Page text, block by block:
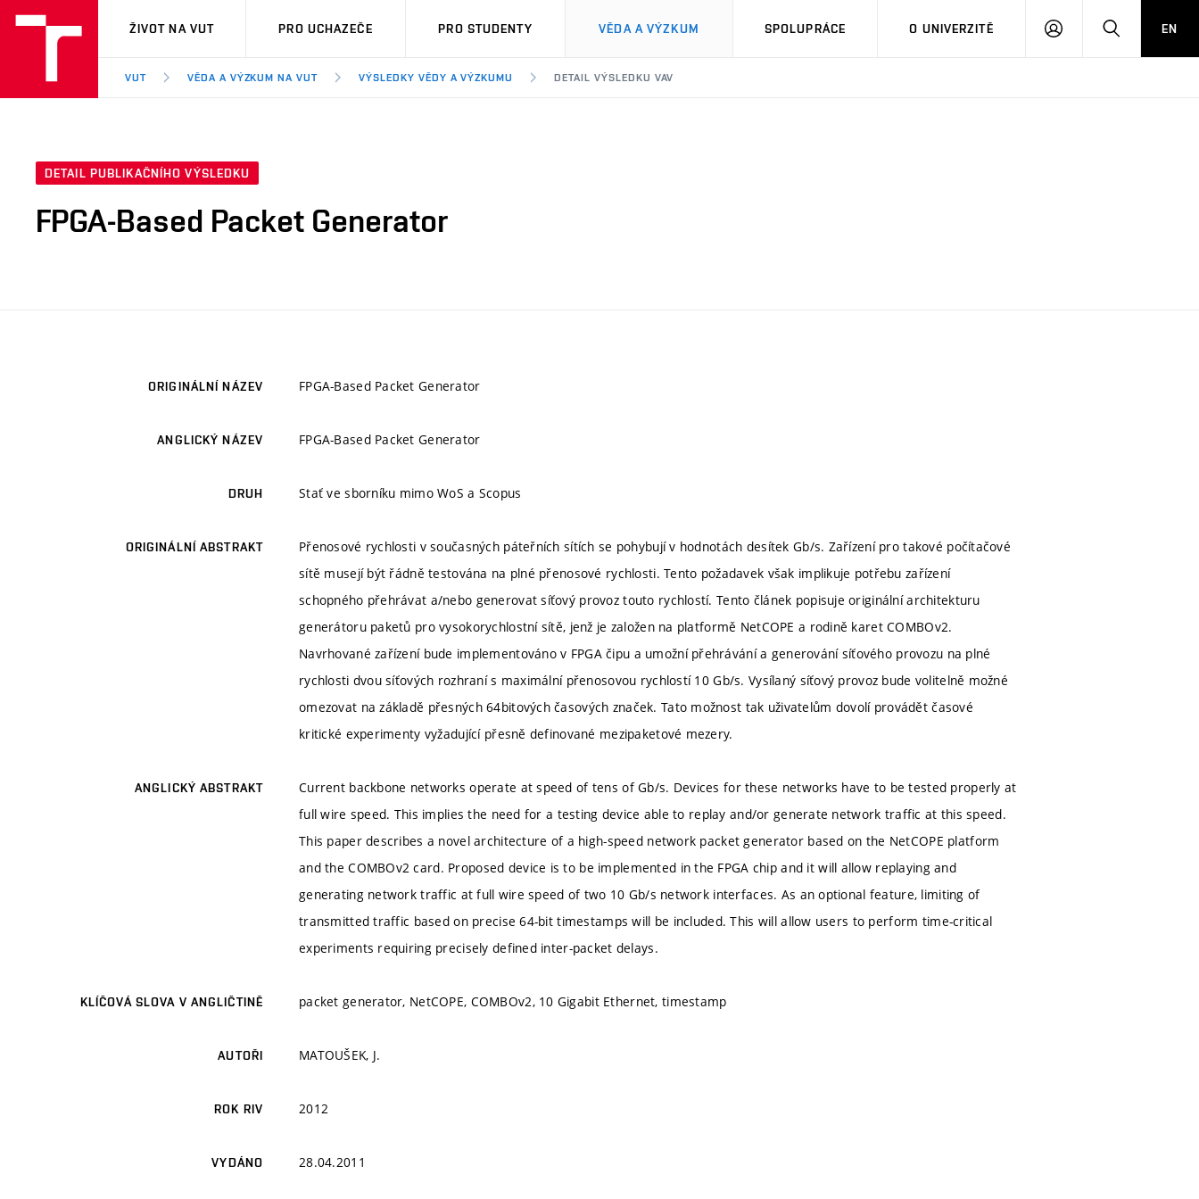
VUT
ŽIVOT NA VUT PRO UCHAZEČE PRO STUDENTY VĚDA A VÝZKUM SPOLUPRÁCE O UNIVERZITĚ
PŘIHLÁSIT HLEDATEN
VUT VĚDA A VÝZKUM NA VUT VÝSLEDKY VĚDY A VÝZKUMU DETAIL VÝSLEDKU VAV
DETAIL PUBLIKAČNÍHO VÝSLEDKU
FPGA-Based Packet Generator
ORIGINÁLNÍ NÁZEV FPGA-Based Packet Generator
ANGLICKÝ NÁZEV FPGA-Based Packet Generator
DRUH Stať ve sborníku mimo WoS a Scopus
ORIGINÁLNÍ ABSTRAKT
Přenosové rychlosti v současných páteřních sítích se pohybují v hodnotách desítek Gb/s. Zařízení pro takové počítačové
sítě musejí být řádně testována na plné přenosové rychlosti. Tento požadavek však implikuje potřebu zařízení
schopného přehrávat a/nebo generovat síťový provoz touto rychlostí. Tento článek popisuje originální architekturu
generátoru paketů pro vysokorychlostní sítě, jenž je založen na platformě NetCOPE a rodině karet COMBOv2.
Navrhované zařízení bude implementováno v FPGA čipu a umožní přehrávání a generování síťového provozu na plné
rychlosti dvou síťových rozhraní s maximální přenosovou rychlostí 10 Gb/s. Vysílaný síťový provoz bude volitelně možné
omezovat na základě přesných 64bitových časových značek. Tato možnost tak uživatelům dovolí provádět časové
kritické experimenty vyžadující přesně definované mezipaketové mezery.
ANGLICKÝ ABSTRAKT
Current backbone networks operate at speed of tens of Gb/s. Devices for these networks have to be tested properly at
full wire speed. This implies the need for a testing device able to replay and/or generate network traffic at this speed.
This paper describes a novel architecture of a high-speed network packet generator based on the NetCOPE platform
and the COMBOv2 card. Proposed device is to be implemented in the FPGA chip and it will allow replaying and
generating network traffic at full wire speed of two 10 Gb/s network interfaces. As an optional feature, limiting of
transmitted traffic based on precise 64-bit timestamps will be included. This will allow users to perform time-critical
experiments requiring precisely defined inter-packet delays.
KLÍČOVÁ SLOVA V ANGLIČTINĚ packet generator, NetCOPE, COMBOv2, 10 Gigabit Ethernet, timestamp
AUTOŘI MATOUŠEK, J.
ROK RIV 2012
VYDÁNO 28.04.2011